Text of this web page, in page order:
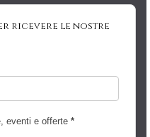
ricevere le nostre
eventi e offerte *